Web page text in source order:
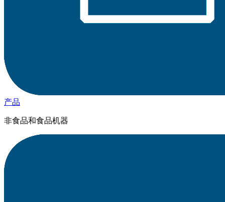
产品
非食品和食品机器